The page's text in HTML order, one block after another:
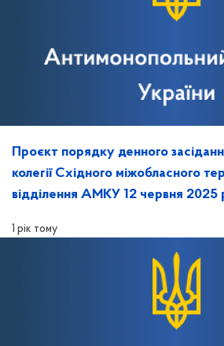
Проєкт порядку денного
колегії Східного міжобласного
відділення АМКУ 12
1 рік тому